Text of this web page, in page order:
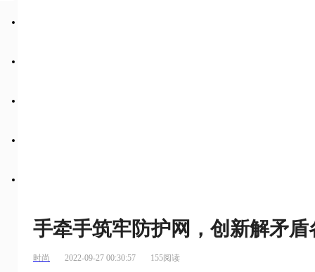
手牵手筑牢防护网，创新解矛
时尚 2022-09-27 00:30:57 155阅读